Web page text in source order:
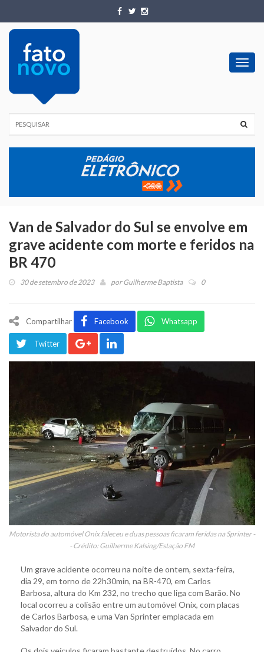
Van de Salvador do Sul se envolve em
grave acidente com morte e feridos na
BR 470
30 de setembro de 2023 porGuilherme Baptista 0
Compartilhar Facebook Whatsapp
Twitter
Motorista do automóvel Onix faleceu e duas pessoas ficaram feridas na Sprinter -
- Crédito: Guilherme Kalsing/Estação FM
Um grave acidente ocorreu na noite de ontem, sexta-feira,
dia 29, em torno de 22h30min, na BR-470, em Carlos
Barbosa, altura do Km 232, no trecho que liga com Barão. No
local ocorreu a colisão entre um automóvel Onix, com placas
de Carlos Barbosa, e uma Van Sprinter emplacada em
Salvador do Sul.